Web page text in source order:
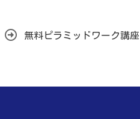
無料ピラミッドワーク講座